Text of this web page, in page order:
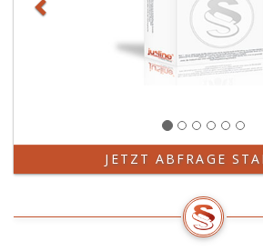
JETZT ABFRAGE